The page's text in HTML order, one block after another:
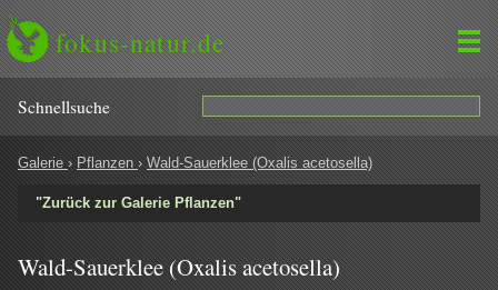
fokus-natur.de
Schnell­suche
Galerie › Pflanzen › Wald-Sauerklee (Oxalis acetosella)
"Zurück zur Galerie Pflanzen"
Wald-Sauerklee (Oxalis acetosella)